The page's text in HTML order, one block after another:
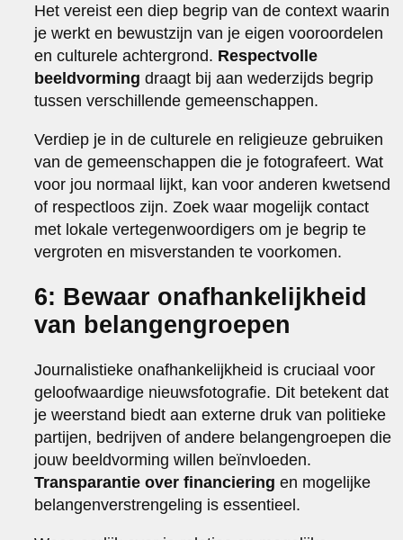
Het vereist een diep begrip van de context waarin
je werkt en bewustzijn van je eigen vooroordelen
en culturele achtergrond. Respectvolle
beeldvorming draagt bij aan wederzijds begrip
tussen verschillende gemeenschappen.
Verdiep je in de culturele en religieuze gebruiken
van de gemeenschappen die je fotografeert. Wat
voor jou normaal lijkt, kan voor anderen kwetsend
of respectloos zijn. Zoek waar mogelijk contact
met lokale vertegenwoordigers om je begrip te
vergroten en misverstanden te voorkomen.
6: Bewaar onafhankelijkheid
van belangengroepen
Journalistieke onafhankelijkheid is cruciaal voor
geloofwaardige nieuwsfotografie. Dit betekent dat
je weerstand biedt aan externe druk van politieke
partijen, bedrijven of andere belangengroepen die
jouw beeldvorming willen beïnvloeden.
Transparantie over financiering en mogelijke
belangenverstrengeling is essentieel.